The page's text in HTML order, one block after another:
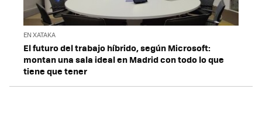
EN XATAKA
El futuro del trabajo híbrido, según Microsoft:
montan una sala ideal en Madrid con todo lo que
tiene que tener